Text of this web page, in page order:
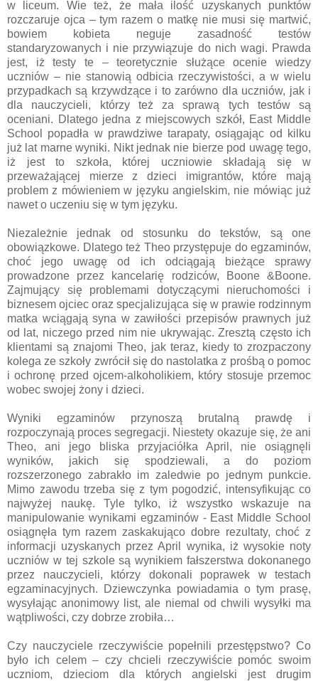
w liceum. Wie też, że mała ilość uzyskanych punktów
rozczaruje ojca – tym razem o matkę nie musi się martwić,
bowiem kobieta neguje zasadność testów
standaryzowanych i nie przywiązuje do nich wagi. Prawda
jest, iż testy te – teoretycznie służące ocenie wiedzy
uczniów – nie stanowią odbicia rzeczywistości, a w wielu
przypadkach są krzywdzące i to zarówno dla uczniów, jak i
dla nauczycieli, którzy też za sprawą tych testów są
oceniani. Dlatego jedna z miejscowych szkół, East Middle
School popadła w prawdziwe tarapaty, osiągając od kilku
już lat marne wyniki. Nikt jednak nie bierze pod uwagę tego,
iż jest to szkoła, której uczniowie składają się w
przeważającej mierze z dzieci imigrantów, które mają
problem z mówieniem w języku angielskim, nie mówiąc już
nawet o uczeniu się w tym języku.
Niezależnie jednak od stosunku do tekstów, są one
obowiązkowe. Dlatego też Theo przystępuje do egzaminów,
choć jego uwagę od ich odciągają bieżące sprawy
prowadzone przez kancelarię rodziców, Boone &Boone.
Zajmujący się problemami dotyczącymi nieruchomości i
biznesem ojciec oraz specjalizująca się w prawie rodzinnym
matka wciągają syna w zawiłości przepisów prawnych już
od lat, niczego przed nim nie ukrywając. Zresztą często ich
klientami są znajomi Theo, jak teraz, kiedy to zrozpaczony
kolega ze szkoły zwrócił się do nastolatka z prośbą o pomoc
i ochronę przed ojcem-alkoholikiem, który stosuje przemoc
wobec swojej żony i dzieci.
Wyniki egzaminów przynoszą brutalną prawdę i
rozpoczynają proces segregacji. Niestety okazuje się, że ani
Theo, ani jego bliska przyjaciółka April, nie osiągnęli
wyników, jakich się spodziewali, a do poziom
rozszerzonego zabrakło im zaledwie po jednym punkcie.
Mimo zawodu trzeba się z tym pogodzić, intensyfikując co
najwyżej naukę. Tyle tylko, iż wszystko wskazuje na
manipulowanie wynikami egzaminów - East Middle School
osiągnęła tym razem zaskakująco dobre rezultaty, choć z
informacji uzyskanych przez April wynika, iż wysokie noty
uczniów w tej szkole są wynikiem fałszerstwa dokonanego
przez nauczycieli, którzy dokonali poprawek w testach
egzaminacyjnych. Dziewczynka powiadamia o tym prasę,
wysyłając anonimowy list, ale niemal od chwili wysyłki ma
wątpliwości, czy dobrze zrobiła…
Czy nauczyciele rzeczywiście popełnili przestępstwo? Co
było ich celem – czy chcieli rzeczywiście pomóc swoim
uczniom, dzieciom dla których angielski jest drugim